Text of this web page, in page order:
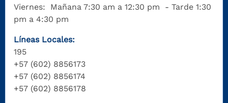
Viernes: Mañana 7:30 am a 12:30 pm - Tarde 1:30
pm a 4:30 pm
Líneas Locales:
195
+57 (602) 8856173
+57 (602) 8856174
+57 (602) 8856178